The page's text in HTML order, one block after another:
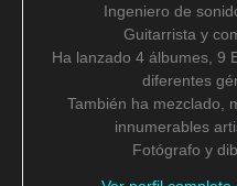
Ingeniero de
Guitarrista y
Ha lanzado 4 álbumes, 9
diferentes
También ha mezclado,
innumerables
Fotógrafo y